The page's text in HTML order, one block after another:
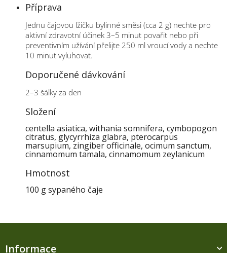
Příprava
Jednu čajovou lžičku bylinné směsi (cca 2 g) nechte pro
aktivní zdravotní účinek 3–5 minut povařit nebo při
preventivním užívání přelijte 250 ml vroucí vody a nechte
10 minut vyluhovat.
Doporučené dávkování
2–3 šálky za den
Složení
centella asiatica, withania somnifera, cymbopogon
citratus, glycyrrhiza glabra, pterocarpus
marsupium, zingiber officinale, ocimum sanctum,
cinnamomum tamala, cinnamomum zeylanicum
Hmotnost
100 g sypaného čaje
Z
Informace